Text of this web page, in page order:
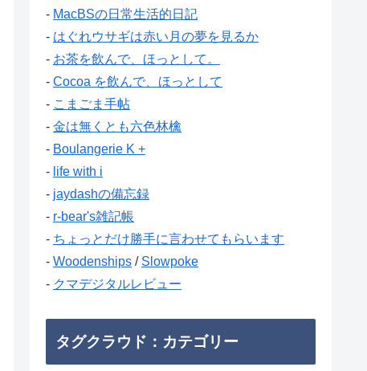
- MacBSの日常生活的日記
- はぐれウサギは赤い月の夢を見るか
- お茶を飲んで、ほっとして。
- Cocoa を飲んで、ほっとして
- こまごま手帖
- 金は無くとも六色林檎
- Boulangerie K +
- life with i
- jaydashの備忘録
- r-bear's雑記帳
- ちょっとだけ勝手に言わせてもらいます
- Woodenships / Slowpoke
- クマデジタルレビュー
タグクラウド：カテゴリー